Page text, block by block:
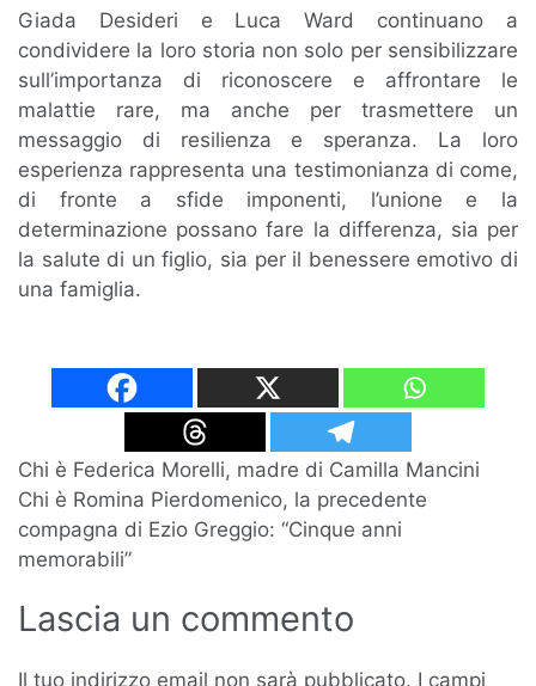
Giada Desideri e Luca Ward continuano a
condividere la loro storia non solo per sensibilizzare
sull’importanza di riconoscere e affrontare le
malattie rare, ma anche per trasmettere un
messaggio di resilienza e speranza. La loro
esperienza rappresenta una testimonianza di come,
di fronte a sfide imponenti, l’unione e la
determinazione possano fare la differenza, sia per
la salute di un figlio, sia per il benessere emotivo di
una famiglia.
Navigazione
articoli
Chi è Federica Morelli, madre di Camilla Mancini
Chi è Romina Pierdomenico, la precedente
compagna di Ezio Greggio: “Cinque anni
memorabili”
Lascia un commento
Il tuo indirizzo email non sarà pubblicato. I campi